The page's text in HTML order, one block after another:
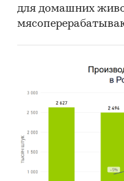
для домашних